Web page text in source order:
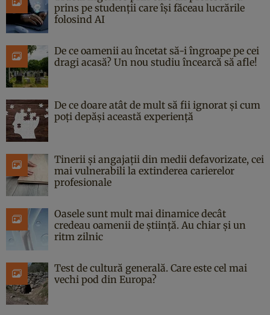
prins pe studenții care își făceau lucrările
folosind AI
De ce oamenii au încetat să-i îngroape pe cei
dragi acasă? Un nou studiu încearcă să afle!
De ce doare atât de mult să fii ignorat și cum
poți depăși această experiență
Tinerii și angajații din medii defavorizate, cei
mai vulnerabili la extinderea carierelor
profesionale
Oasele sunt mult mai dinamice decât
credeau oamenii de știință. Au chiar și un
ritm zilnic
Test de cultură generală. Care este cel mai
vechi pod din Europa?